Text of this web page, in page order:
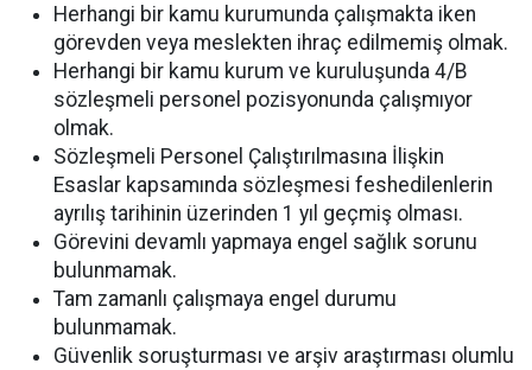
Herhangi bir kamu kurumunda çalışmakta iken
görevden veya meslekten ihraç edilmemiş olmak.
Herhangi bir kamu kurum ve kuruluşunda 4/B
sözleşmeli personel pozisyonunda çalışmıyor
olmak.
Sözleşmeli Personel Çalıştırılmasına İlişkin
Esaslar kapsamında sözleşmesi feshedilenlerin
ayrılış tarihinin üzerinden 1 yıl geçmiş olması.
Görevini devamlı yapmaya engel sağlık sorunu
bulunmamak.
Tam zamanlı çalışmaya engel durumu
bulunmamak.
Güvenlik soruşturması ve arşiv araştırması olumlu